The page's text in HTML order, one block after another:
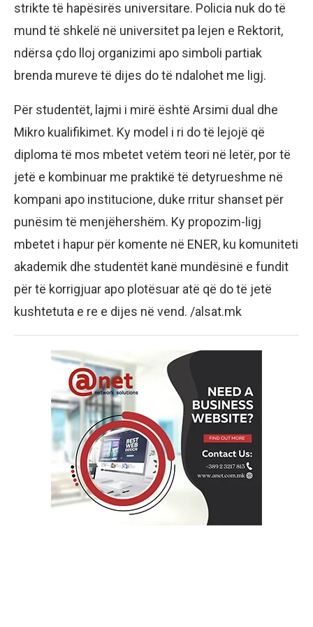
strikte të hapësirës universitare. Policia nuk do të
mund të shkelë në universitet pa lejen e Rektorit,
ndërsa çdo lloj organizimi apo simboli partiak
brenda mureve të dijes do të ndalohet me ligj.
Për studentët, lajmi i mirë është Arsimi dual dhe
Mikro kualifikimet. Ky model i ri do të lejojë që
diploma të mos mbetet vetëm teori në letër, por të
jetë e kombinuar me praktikë të detyrueshme në
kompani apo institucione, duke rritur shanset për
punësim të menjëhershëm. Ky propozim-ligj
mbetet i hapur për komente në ENER, ku komuniteti
akademik dhe studentët kanë mundësinë e fundit
për të korrigjuar apo plotësuar atë që do të jetë
kushtetuta e re e dijes në vend. /alsat.mk